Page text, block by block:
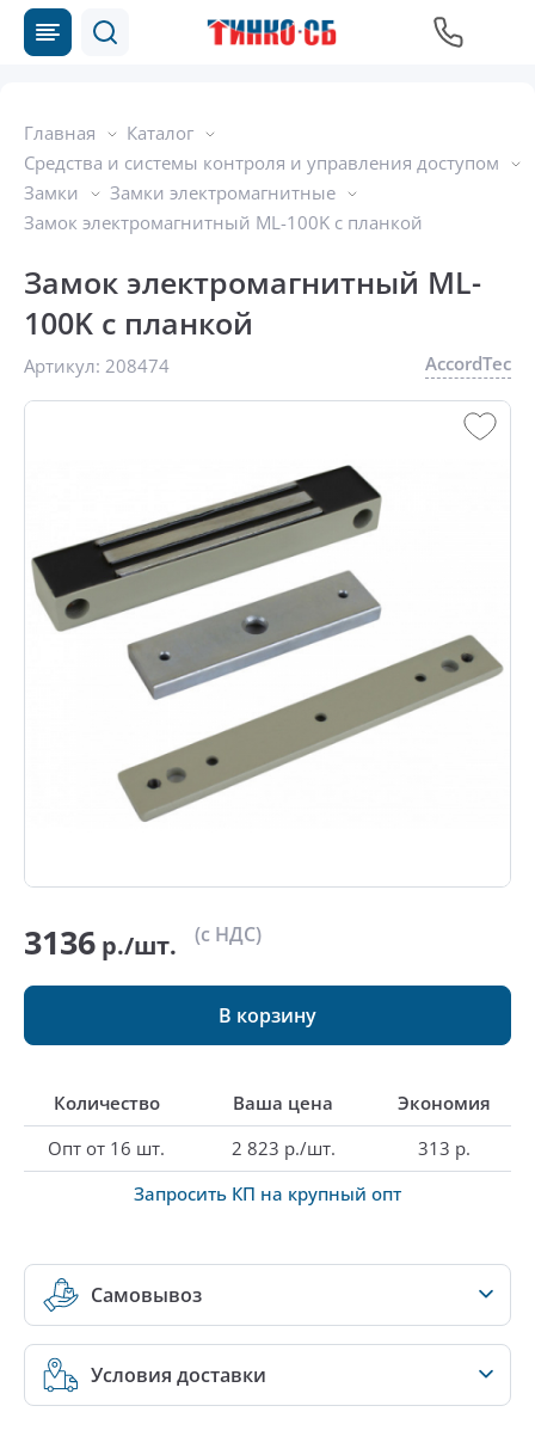
Главная
Каталог
Средства и системы контроля и управления доступом
Замки
Замки электромагнитные
Замок электромагнитный ML-100K с планкой
Замок электромагнитный ML-
100K с планкой
Артикул: 208474 AccordTec
3136 р./шт. (с НДС)
В корзину
Количество Ваша цена
Экономия
Опт от 16 шт.
2 823 р./шт.
313 р.
Запросить КП на крупный опт
Самовывоз
Условия доставки